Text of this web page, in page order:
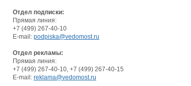
Отдел подписки:
Прямая линия:
+7 (499) 267-40-10
E-mail: podpiska@vedomost.ru
Отдел рекламы:
Прямая линия:
+7 (499) 267-40-10, +7 (499) 267-40-15
E-mail: reklama@vedomost.ru